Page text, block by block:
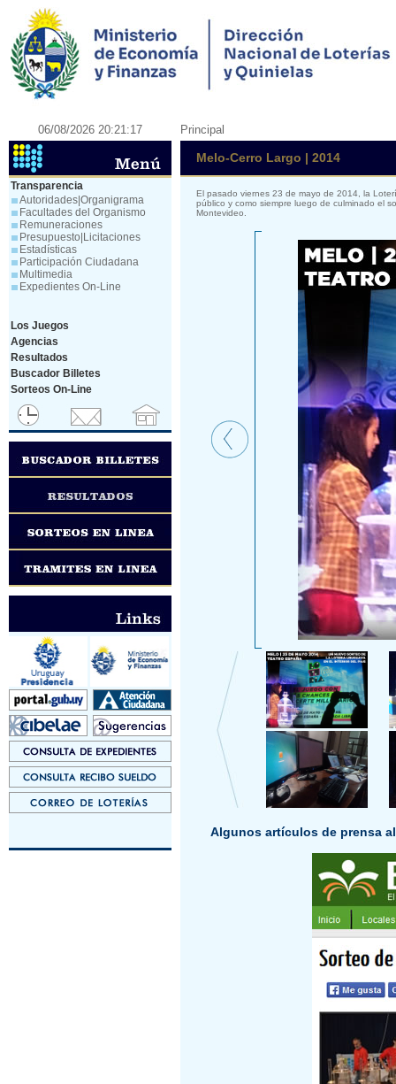
06/08/2026 20:21:17 Principal
Transparencia
Autoridades|Organigrama
Facultades del Organismo
Remuneraciones
Presupuesto|Licitaciones
Estadísticas
Participación Ciudadana
Multimedia
Expedientes On-Line
Los Juegos
Agencias
Resultados
Buscador Billetes
Sorteos On-Line
Melo-Cerro Largo | 2014
El pasado viernes 23 de mayo de 2014, la
público y como siempre luego de culminado el
Montevideo.
Algunos artículos de prensa